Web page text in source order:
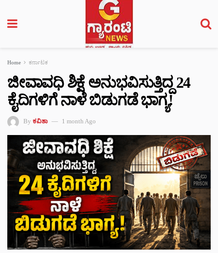
Home ಕರ್ನಾಟಕ
ಜೀವಾವಧಿ ಶಿಕ್ಷೆ ಅನುಭವಿಸುತ್ತಿದ್ದ 24
ಕೈದಿಗಳಿಗೆ ನಾಳೆ ಬಿಡುಗಡೆ ಭಾಗ್ಯ!
By ಕವಿತಾ 1 month Ago